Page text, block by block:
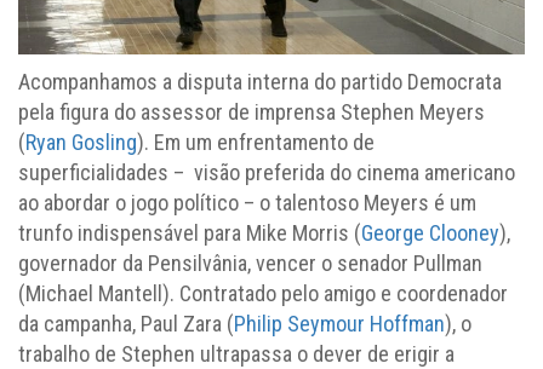
Acompanhamos a disputa interna do partido Democrata
pela figura do assessor de imprensa Stephen Meyers
(Ryan Gosling). Em um enfrentamento de
superficialidades – visão preferida do cinema americano
ao abordar o jogo político – o talentoso Meyers é um
trunfo indispensável para Mike Morris (George Clooney),
governador da Pensilvânia, vencer o senador Pullman
(Michael Mantell). Contratado pelo amigo e coordenador
da campanha, Paul Zara (Philip Seymour Hoffman), o
trabalho de Stephen ultrapassa o dever de erigir a